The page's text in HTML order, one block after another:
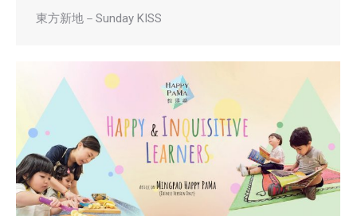
東方新地－Sunday KISS